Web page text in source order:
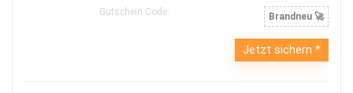
Gutschein Code: Brandneu 🚀
Jetzt sichern